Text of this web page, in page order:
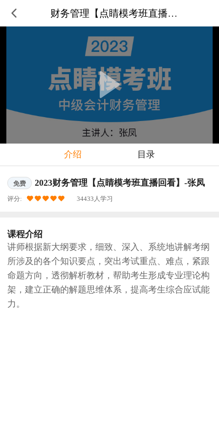
财务管理【点睛模考班直播回看】-
介绍 目录
免费 2023财务管理【点睛模考班直播回看】-张凤
评分: 34433人学习
课程介绍
讲师根据新大纲要求，细致、深入、系统地讲解考纲
所涉及的各个知识要点，突出考试重点、难点，紧跟
命题方向，透彻解析教材，帮助考生形成专业理论构
架，建立正确的解题思维体系，提高考生综合应试能
力。